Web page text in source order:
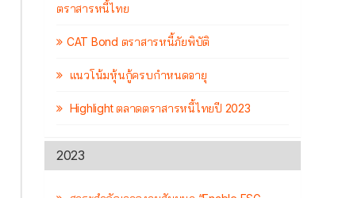
ตราสารหนี้ไทย
CAT Bond ตราสารหนี้ภัยพิบัติ
แนวโน้มหุ้นกู้ครบกำหนดอายุ
Highlight ตลาดตราสารหนี้ไทยปี 2023
2023